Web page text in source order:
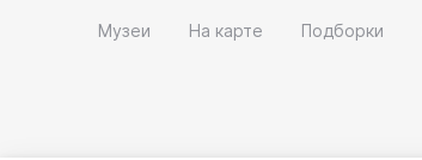
Музеи На карте Подборки